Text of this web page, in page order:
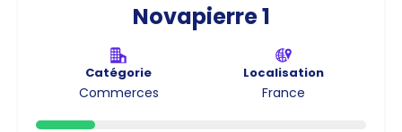
Novapierre 1
Catégorie
Commerces
Localisation
France